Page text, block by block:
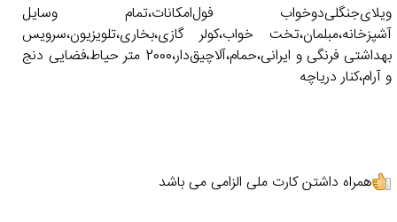
ویلای‌جنگلی‌‌دوخواب‌ فول‌امکانات،تمام وسایل
آشپزخانه،مبلمان،تخت خواب،کولر گازی،بخاری،تلویزیون،سرویس
بهداشتی فرنگی و ایرانی،حمام،آلاچیق‌دار،2000 متر حیاط،فضایی دنج
و آرام،کنار دریاچه
همراه داشتن کارت ملی الزامی می باشد